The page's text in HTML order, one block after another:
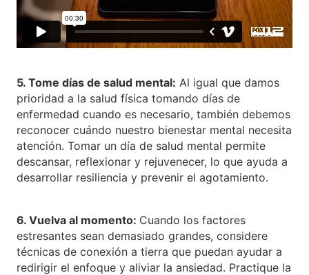
5. Tome días de salud mental: Al igual que damos
prioridad a la salud física tomando días de
enfermedad cuando es necesario, también debemos
reconocer cuándo nuestro bienestar mental necesita
atención. Tomar un día de salud mental permite
descansar, reflexionar y rejuvenecer, lo que ayuda a
desarrollar resiliencia y prevenir el agotamiento.
6. Vuelva al momento: Cuando los factores
estresantes sean demasiado grandes, considere
técnicas de conexión a tierra que puedan ayudar a
redirigir el enfoque y aliviar la ansiedad. Practique la